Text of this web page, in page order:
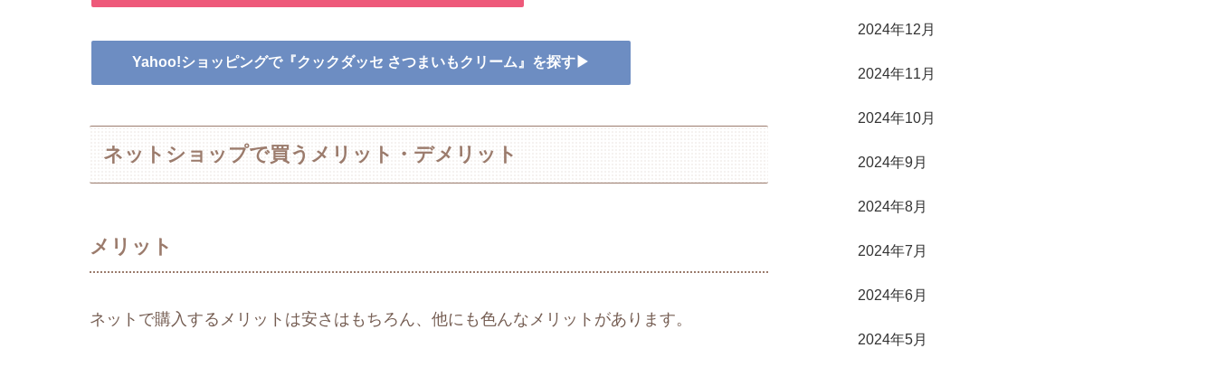
Yahoo!ショッピングで『クックダッセ さつまいもクリーム』を探す▶
ネットショップで買うメリット・デメリット
メリット
ネットで購入するメリットは安さはもちろん、他にも色んなメリットがあります。
2024年12月
2024年11月
2024年10月
2024年9月
2024年8月
2024年7月
2024年6月
2024年5月